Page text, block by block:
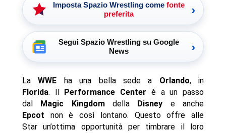
Imposta Spazio Wrestling come fonte
preferita
›
Segui Spazio Wrestling su Google
News
›
LaWWE ha una bella sede a Orlando, in
Florida. Il Performance Center è a un passo
dal
Magic Kingdomdella Disney e anche
Epcot non è così lontano. Questo offre alle
Star un’ottima opportunità per timbrare il loro